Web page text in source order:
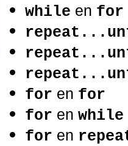
while en for
for en for
for en while
for en